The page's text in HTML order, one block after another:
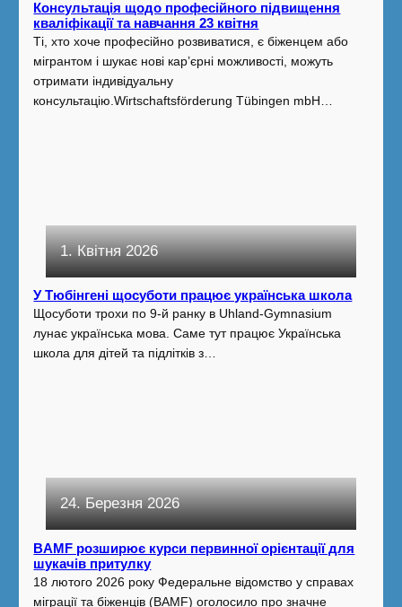
Консультація щодо професійного підвищення
кваліфікації та навчання 23 квітня
Ті, хто хоче професійно розвиватися, є біженцем або
мігрантом і шукає нові кар’єрні можливості, можуть
отримати індивідуальну
консультацію.Wirtschaftsförderung Tübingen mbH…
1. Квітня 2026
У Тюбінгені щосуботи працює українська школа
Щосуботи трохи по 9-й ранку в Uhland-Gymnasium
лунає українська мова. Саме тут працює Українська
школа для дітей та підлітків з…
24. Березня 2026
BAMF розширює курси первинної орієнтації для
шукачів притулку
18 лютого 2026 року Федеральне відомство у справах
міграції та біженців (BAMF) оголосило про значне